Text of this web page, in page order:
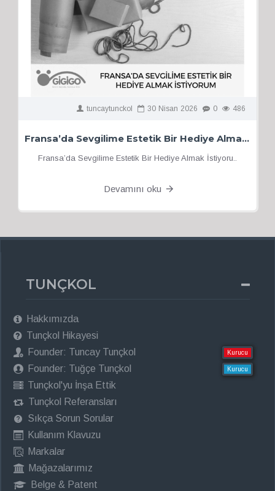
tuncaytunckol 30 Nisan 2026 0 486
Fransa’da Sevgilime Estetik Bir Hediye Almak İstiyorum
Fransa’da Sevgilime Estetik Bir Hediye Almak İstiyoru..
Devamını oku
TUNÇKOL
Hakkımızda
Tunçkol Hikayesi
Founder: Tuncay Tunçkol
Kurucu
Founder: Tuğçe Tunçkol Kurucu
Tunçkol'yu İnşa Ettik
Tunçkol Referansları
Sıkça Sorun Sorular
Kullanım Klavuzu
Markalar
Mağazalarımız
Belge & Patent